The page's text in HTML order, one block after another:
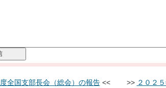
全国支部長会（総会）の報告<< >> ２０２